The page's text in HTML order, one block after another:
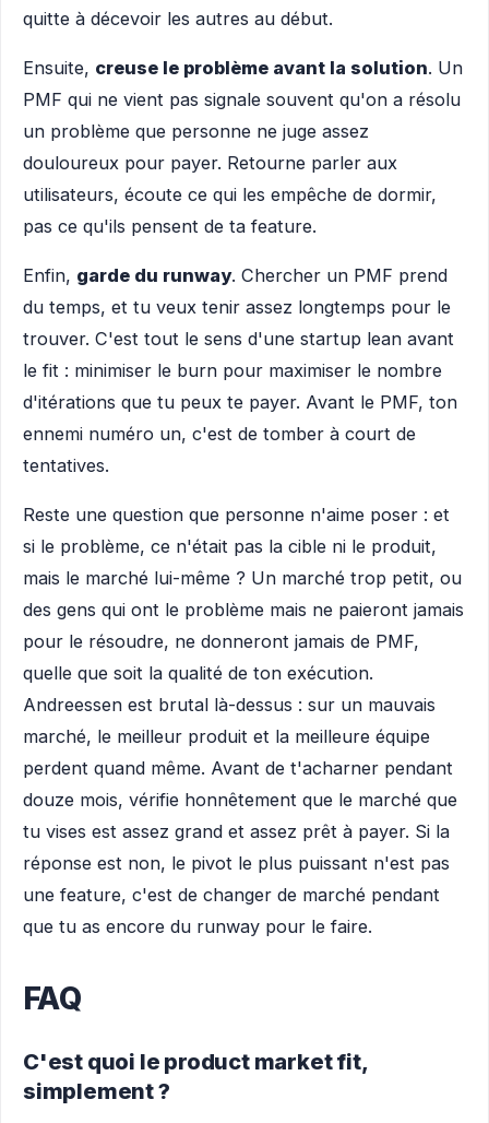
quitte à décevoir les autres au début.
Ensuite, creuse le problème avant la solution. Un
PMF qui ne vient pas signale souvent qu'on a résolu
un problème que personne ne juge assez
douloureux pour payer. Retourne parler aux
utilisateurs, écoute ce qui les empêche de dormir,
pas ce qu'ils pensent de ta feature.
Enfin, garde du runway. Chercher un PMF prend
du temps, et tu veux tenir assez longtemps pour le
trouver. C'est tout le sens d'une startup lean avant
le fit : minimiser le burn pour maximiser le nombre
d'itérations que tu peux te payer. Avant le PMF, ton
ennemi numéro un, c'est de tomber à court de
tentatives.
Reste une question que personne n'aime poser : et
si le problème, ce n'était pas la cible ni le produit,
mais le marché lui-même ? Un marché trop petit, ou
des gens qui ont le problème mais ne paieront jamais
pour le résoudre, ne donneront jamais de PMF,
quelle que soit la qualité de ton exécution.
Andreessen est brutal là-dessus : sur un mauvais
marché, le meilleur produit et la meilleure équipe
perdent quand même. Avant de t'acharner pendant
douze mois, vérifie honnêtement que le marché que
tu vises est assez grand et assez prêt à payer. Si la
réponse est non, le pivot le plus puissant n'est pas
une feature, c'est de changer de marché pendant
que tu as encore du runway pour le faire.
FAQ
C'est quoi le product market fit,
simplement ?